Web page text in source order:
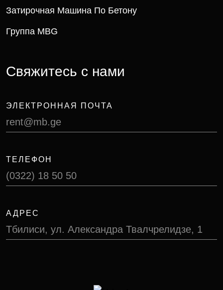
Затирочная Машина По Бетону
Группа MBG
Свяжитесь с нами
ЭЛЕКТРОННАЯ ПОЧТА
rent@mb.ge
ТЕЛЕФОН
(0322) 18 50 50
АДРЕС
Тбилиси, ул. Александра Твалчрелидзе, 1